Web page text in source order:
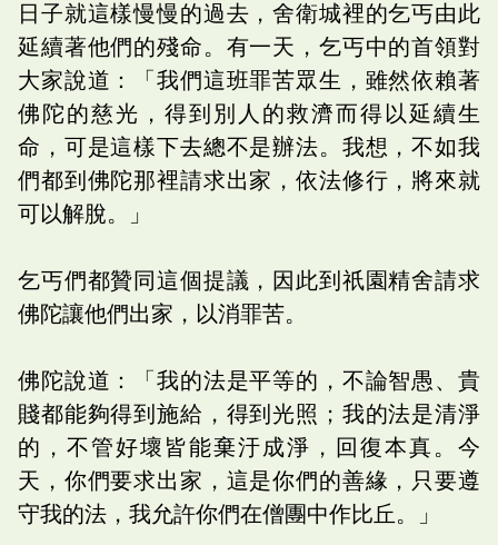
日子就這樣慢慢的過去，舍衛城裡的乞丐由此
延續著他們的殘命。有一天，乞丐中的首領對
大家說道：「我們這班罪苦眾生，雖然依賴著
佛陀的慈光，得到別人的救濟而得以延續生
命，可是這樣下去總不是辦法。我想，不如我
們都到佛陀那裡請求出家，依法修行，將來就
可以解脫。」
乞丐們都贊同這個提議，因此到祇園精舍請求
佛陀讓他們出家，以消罪苦。
佛陀說道：「我的法是平等的，不論智愚、貴
賤都能夠得到施給，得到光照；我的法是清淨
的，不管好壞皆能棄汙成淨，回復本真。今
天，你們要求出家，這是你們的善緣，只要遵
守我的法，我允許你們在僧團中作比丘。」